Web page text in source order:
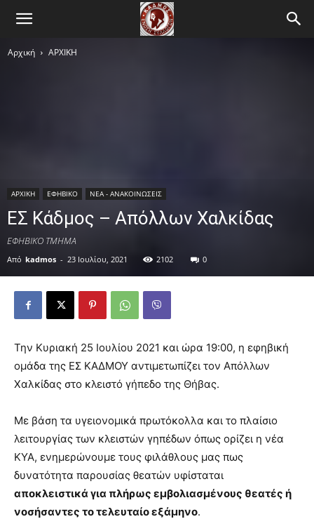
Αρχική ΑΡΧΙΚΗ
ΑΡΧΙΚΗ ΕΦΗΒΙΚΟ ΝΕΑ - ΑΝΑΚΟΙΝΩΣΕΙΣ
ΕΣ Κάδμος – Απόλλων Χαλκίδας
ΕΦΗΒΙΚΟ ΤΜΗΜΑ
Από kadmos - 23 Ιουλίου, 2021 2102 0
Την Κυριακή 25 Ιουλίου 2021 και ώρα 19:00, η εφηβική
ομάδα της ΕΣ ΚΑΔΜΟΥ αντιμετωπίζει τον Απόλλων
Χαλκίδας στο κλειστό γήπεδο της Θήβας.
Με βάση τα υγειονομικά πρωτόκολλα και το πλαίσιο
λειτουργίας των κλειστών γηπέδων όπως ορίζει η νέα
ΚΥΑ, ενημερώνουμε τους φιλάθλους μας πως
δυνατότητα παρουσίας θεατών υφίσταται
αποκλειστικά για πλήρως εμβολιασμένους θεατές ή
νοσήσαντες το τελευταίο εξάμηνο.